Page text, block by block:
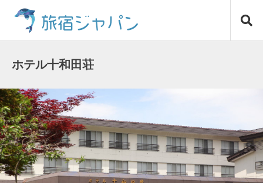
ス
キ
ッ
プ
旅宿ジャパン
ホテル十和田荘